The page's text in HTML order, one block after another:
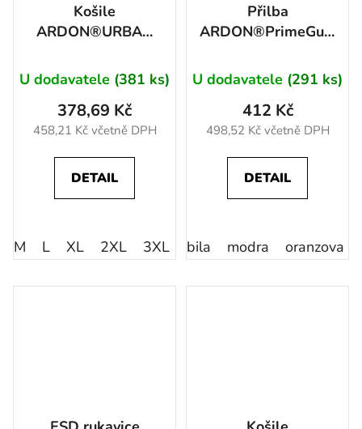
Košile
ARDON®URBAN
U dodavatele (381 ks)
458,21 Kč včetně DPH
378,69 Kč
DETAIL
M L XL 2XL 3XL
Přilba
ARDON®PrimeGuard
U dodavatele (291 ks)
498,52 Kč včetně DPH
412 Kč
DETAIL
bila modra oranzova